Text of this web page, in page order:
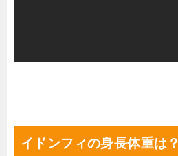
イドンフィの身長体重は？